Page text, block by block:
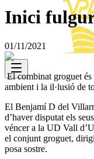
Inici
01/11/2021
El combinat groguet és
ambient i la il·lusió de
El Benjamí D del
d’haver disputat els
véncer a la UD Vall
el conjunt groguet,
posa sostre.